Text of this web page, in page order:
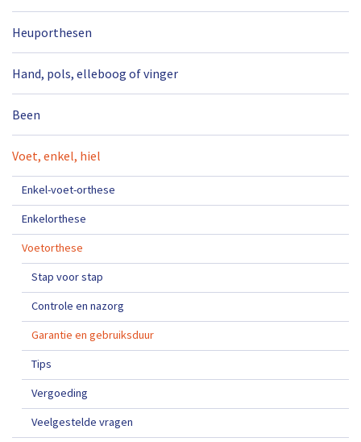
Heuporthesen
Hand, pols, elleboog of vinger
Been
Voet, enkel, hiel
Enkel-voet-orthese
Enkelorthese
Voetorthese
Stap voor stap
Controle en nazorg
Garantie en gebruiksduur
Tips
Vergoeding
Veelgestelde vragen